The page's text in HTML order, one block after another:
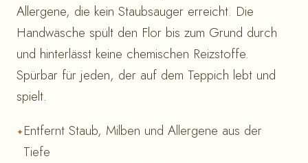
Allergene, die kein Staubsauger erreicht. Die
Handwäsche spült den Flor bis zum Grund durch
und hinterlässt keine chemischen Reizstoffe.
Spürbar für jeden, der auf dem Teppich lebt und
spielt.
Entfernt Staub, Milben und Allergene aus der
Tiefe